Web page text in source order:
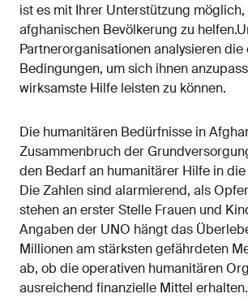
ist es mit Ihrer Unterstützung
afghanischen Bevölkerung zu
Partnerorganisationen analysieren
Bedingungen, um sich ihnen
wirksamste Hilfe leisten zu können.
Die humanitären Bedürfnisse in
Zusammenbruch der
den Bedarf an humanitärer Hilfe in
Die Zahlen sind alarmierend, als
stehen an erster Stelle Frauen und
Angaben der UNO hängt das
Millionen am stärksten gefährdeten
ab, ob die operativen humanitären
ausreichend finanzielle Mittel